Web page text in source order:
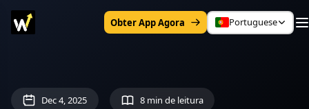
Obter App Agora Portuguese
Dec 4, 2025 8 min de leitura